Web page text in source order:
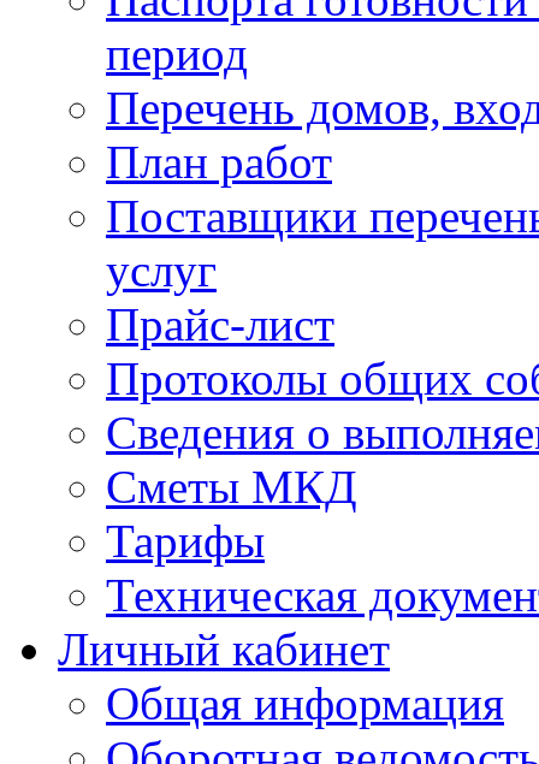
период
Перечень домов,
План работ
Поставщики
услуг
Прайс-лист
Протоколы общих
Сведения о
Сметы МКД
Тарифы
Техническая
Личный кабинет
Общая информация